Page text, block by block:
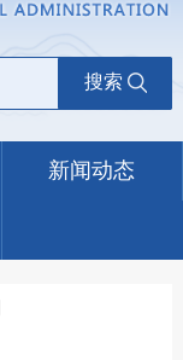
搜索
新闻动态